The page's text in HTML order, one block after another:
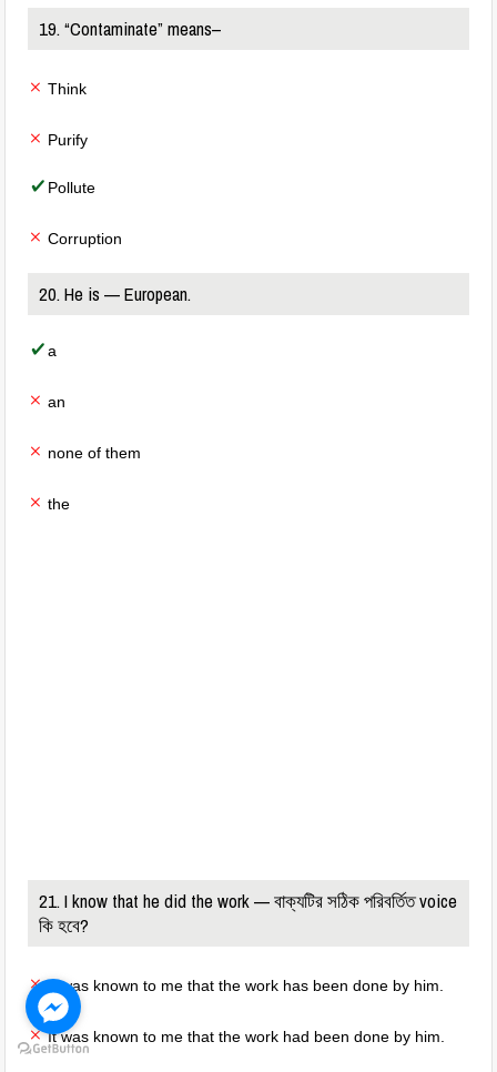
19. “Contaminate” means–
Think
Purify
Pollute
Corruption
20. He is — European.
a
an
none of them
the
21. I know that he did the work — বাক্যটির সঠিক পরিবর্তিত voice
কি হবে?
It was known to me that the work has been done by him.
It was known to me that the work had been done by him.